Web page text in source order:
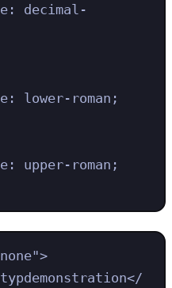
:
decimal-
: lower-roman ;
: upper-roman ;
">
</